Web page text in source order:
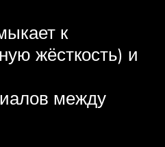
к
жёсткость) и
между